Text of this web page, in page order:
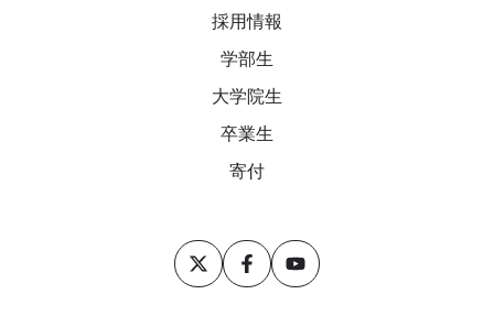
採用情報
学部生
大学院生
卒業生
寄付